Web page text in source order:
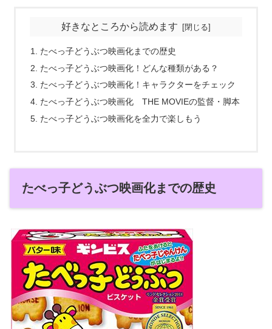
好きなところから読めます
たべっ子どうぶつ映画化までの歴史
たべっ子どうぶつ映画化！どんな種類がある？
たべっ子どうぶつ映画化！キャラクターをチェック
たべっ子どうぶつ映画化 THE MOVIEの監督・脚本
たべっ子どうぶつ映画化を全力で楽しもう
たべっ子どうぶつ映画化までの歴史